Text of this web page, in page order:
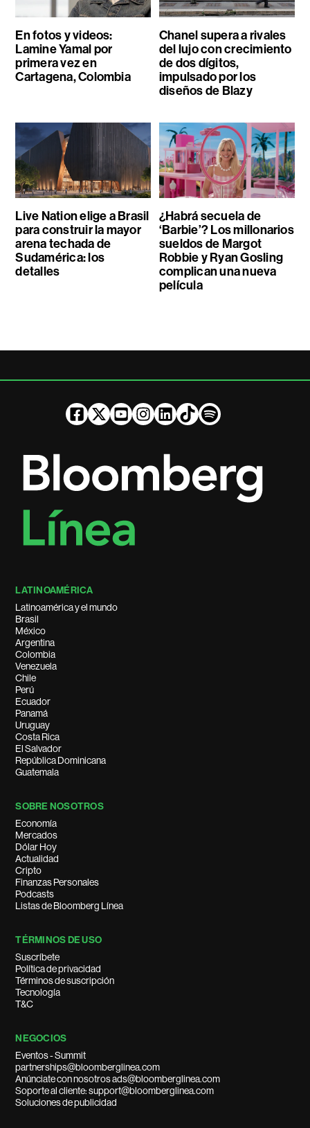
En fotos y videos:
Lamine Yamal por
primera vez en
Cartagena, Colombia
Chanel supera a rivales
del lujo con crecimiento
de dos dígitos,
impulsado por los
diseños de Blazy
Live Nation elige a Brasil
para construir la mayor
arena techada de
Sudamérica: los
detalles
¿Habrá secuela de
‘Barbie’? Los millonarios
sueldos de Margot
Robbie y Ryan Gosling
complican una nueva
película
LATINOAMÉRICA
Latinoamérica y el mundo
Brasil
México
Argentina
Colombia
Venezuela
Chile
Perú
Ecuador
Panamá
Uruguay
Costa Rica
El Salvador
República Dominicana
Guatemala
SOBRE NOSOTROS
Economía
Mercados
Dólar Hoy
Actualidad
Cripto
Finanzas Personales
Podcasts
Listas de Bloomberg Línea
TÉRMINOS DE USO
Suscríbete
Política de privacidad
Términos de suscripción
Tecnología
T&C
NEGOCIOS
Eventos - Summit
partnerships@bloomberglinea.com
Anúnciate con nosotros ads@bloomberglinea.com
Soporte al cliente: support@bloomberglinea.com
Soluciones de publicidad